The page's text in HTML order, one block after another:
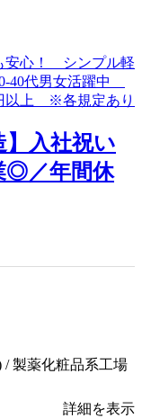
】入社祝い
◎／年間休
/ 製薬化粧品系工場
詳細を表示